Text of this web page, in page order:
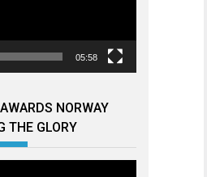
05:58
NORWAY
THE GLORY